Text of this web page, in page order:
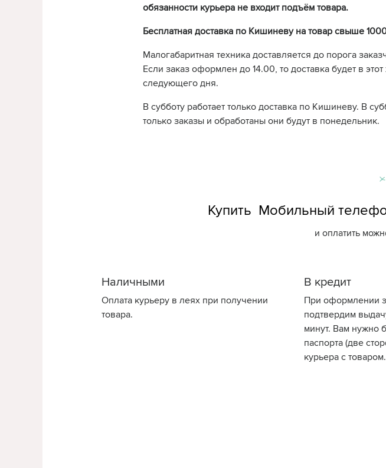
обязанности курьера не входит подъём товара.
Бесплатная доставка по Кишиневу на товар свыше
Малогабаритная техника доставляется до порога
Если заказ оформлен до 14.00, то доставка будет в
следующего дня.
В субботу работает только доставка по Кишиневу. В
только заказы и обработаны они будут в понедельник.
Купить Мобильный
и оплатить
Наличными
Оплата курьеру в леях при получении
товара.
В кредит
При оформлении
подтвердим
минут. Вам нужно
паспорта (две
курьера с товаром.